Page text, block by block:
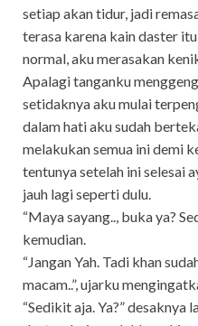
setiap akan tidur, jadi
terasa karena kain daster
normal, aku merasakan
Apalagi tanganku
setidaknya aku mulai
dalam hati aku sudah
melakukan semua ini demi
tentunya setelah ini selesai
jauh lagi seperti dulu.
“Maya sayang.., buka ya?
kemudian.
“Jangan Yah. Tadi khan
macam..”, ujarku
“Sedikit aja. Ya?” desaknya